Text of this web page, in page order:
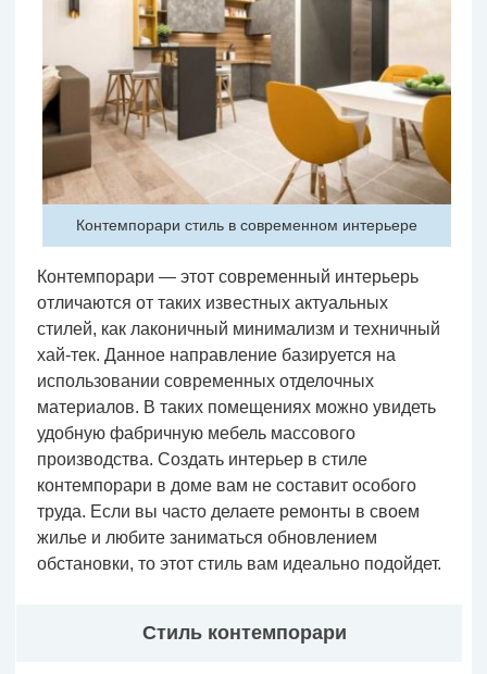
Контемпорари стиль в современном интерьере
Контемпорари — этот современный интерьерь
отличаются от таких известных актуальных
стилей, как лаконичный минимализм и техничный
хай-тек. Данное направление базируется на
использовании современных отделочных
материалов. В таких помещениях можно увидеть
удобную фабричную мебель массового
производства. Создать интерьер в стиле
контемпорари в доме вам не составит особого
труда. Если вы часто делаете ремонты в своем
жилье и любите заниматься обновлением
обстановки, то этот стиль вам идеально подойдет.
Стиль контемпорари